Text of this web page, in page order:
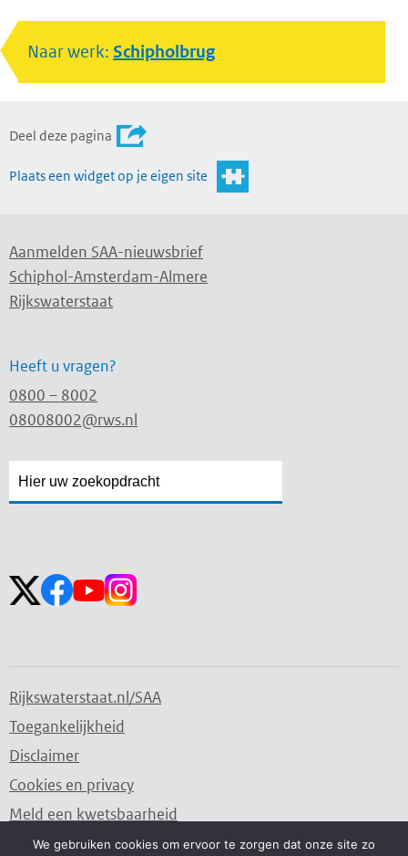
Naar werk: Schipholbrug
Deel deze pagina
Plaats een widget op je eigen site
Aanmelden SAA-nieuwsbrief
Schiphol-Amsterdam-Almere
Rijkswaterstaat
Heeft u vragen?
0800 – 8002
08008002@rws.nl
Rijkswaterstaat.nl/SAA
Toegankelijkheid
Disclaimer
Cookies en privacy
Meld een kwetsbaarheid
We gebruiken cookies om ervoor te zorgen dat onze site zo